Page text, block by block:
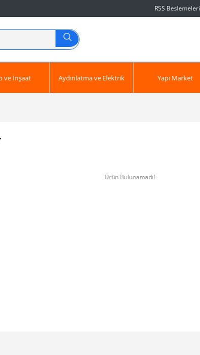
RSS Beslemeleri
ve İnşaat Aydınlatma ve Elektrik Yapı Market
Ürün Bulunamadı!